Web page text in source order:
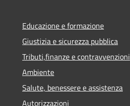
Educazione e formazione
Giustizia e sicurezza pubblica
Tributi,finanze e contravvenzioni
Ambiente
Salute, benessere e assistenza
Autorizzazioni